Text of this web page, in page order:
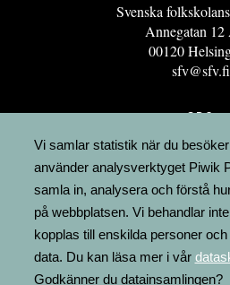
Svenska
Annegatan 12
00120
sfv@sfv.fi
GRO
Vi samlar statistik när du
använder analysverktyget Piwik
samla in, analysera och förstå
på webbplatsen. Vi behandlar
kopplas till enskilda personer
data. Du kan läsa mer i vår
Godkänner du datainsamlingen?